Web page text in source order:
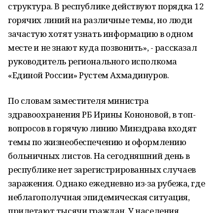
структура. В республике действуют порядка 12
горячих линий на различные темы, но люди
зачастую хотят узнать информацию в одном
месте и не знают куда позвонить», - рассказал
руководитель регионального исполкома
«Единой России» Рустем Ахмадинуров.
По словам заместителя министра
здравоохранения РБ Ирины Кононовой, в топ-
вопросов в горячую линию Минздрава входят
темы по жизнеобеспечению и оформлению
больничных листов. На сегодняшний день в
республике нет зарегистрированных случаев
заражения. Однако ежедневно из-за рубежа, где
неблагополучная эпидемическая ситуация,